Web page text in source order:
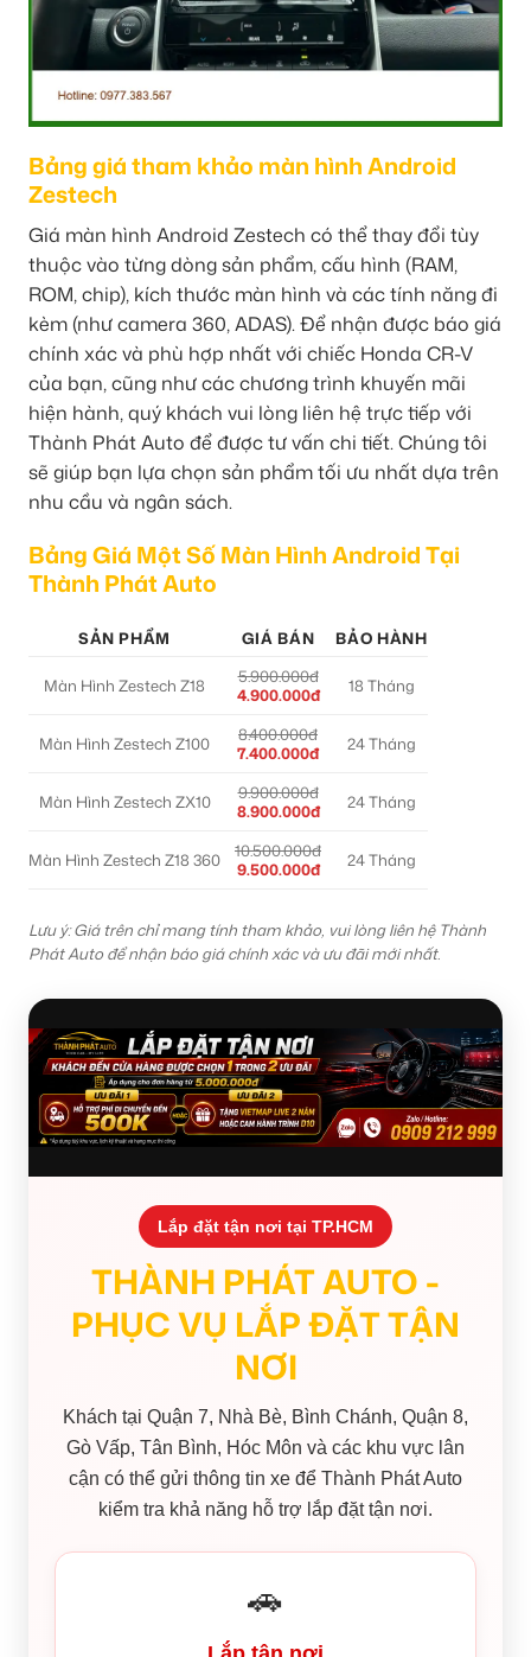
Bảng giá tham khảo màn hình Android
Zestech
Giá màn hình Android Zestech có thể thay đổi tùy
thuộc vào từng dòng sản phẩm, cấu hình (RAM,
ROM, chip), kích thước màn hình và các tính năng đi
kèm (như camera 360, ADAS). Để nhận được báo giá
chính xác và phù hợp nhất với chiếc Honda CR-V
của bạn, cũng như các chương trình khuyến mãi
hiện hành, quý khách vui lòng liên hệ trực tiếp với
Thành Phát Auto để được tư vấn chi tiết. Chúng tôi
sẽ giúp bạn lựa chọn sản phẩm tối ưu nhất dựa trên
nhu cầu và ngân sách.
Bảng Giá Một Số Màn Hình Android Tại
Thành Phát Auto
SẢN PHẨM GIÁ BÁN BẢO HÀNH
Màn Hình Zestech Z18
5.900.000đ
4.900.000đ
18 Tháng
Màn Hình Zestech Z100
8.400.000đ
7.400.000đ
24 Tháng
Màn Hình Zestech ZX10
9.900.000đ
8.900.000đ
24 Tháng
Màn Hình Zestech Z18 360
10.500.000đ
9.500.000đ
24 Tháng
Lưu ý: Giá trên chỉ mang tính tham khảo, vui lòng liên hệ Thành
Phát Auto để nhận báo giá chính xác và ưu đãi mới nhất.
Lắp đặt tận nơi tại TP.HCM
THÀNH PHÁT AUTO -
PHỤC VỤ LẮP ĐẶT TẬN
NƠI
Khách tại Quận 7, Nhà Bè, Bình Chánh, Quận 8,
Gò Vấp, Tân Bình, Hóc Môn và các khu vực lân
cận có thể gửi thông tin xe để Thành Phát Auto
kiểm tra khả năng hỗ trợ lắp đặt tận nơi.
🚗